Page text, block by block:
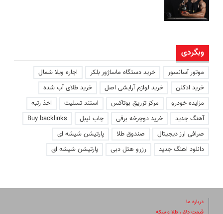
وبگردی
موتور آسانسور خرید دستگاه ماساژور بلکر
اجاره ویلا شمال
خرید ادکلن
خرید لوازم آرایشی اصل
خرید طلای آب شده
مزایده خودرو
مرکز تزریق بوتاکس استند تسلیت
اخذ رتبه
آهنگ جدید
خرید دوچرخه برقی چاپ لیبل
Buy backlinks
صرافی ارز دیجیتال
صندوق طلا
پارتیشن شیشه ای
دانلود اهنگ جدید
رزرو هتل دبی پارتیشن شیشه ای
درباره ما